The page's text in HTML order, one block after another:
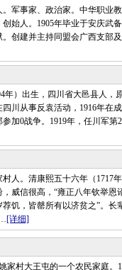
事家、政治家。中华职业
始人。1905年毕业于安庆武
创建并主持同盟会广西支部
）出生，四川省大邑县人，
川从事反袁活动，1916年在
加0战争。1919年，任川军
。清康熙五十六年（1717
威信很高，“雍正八年钦举
饥，皆罄所有以济贫之”。
[详细]
村大王屯的一个农民家庭。